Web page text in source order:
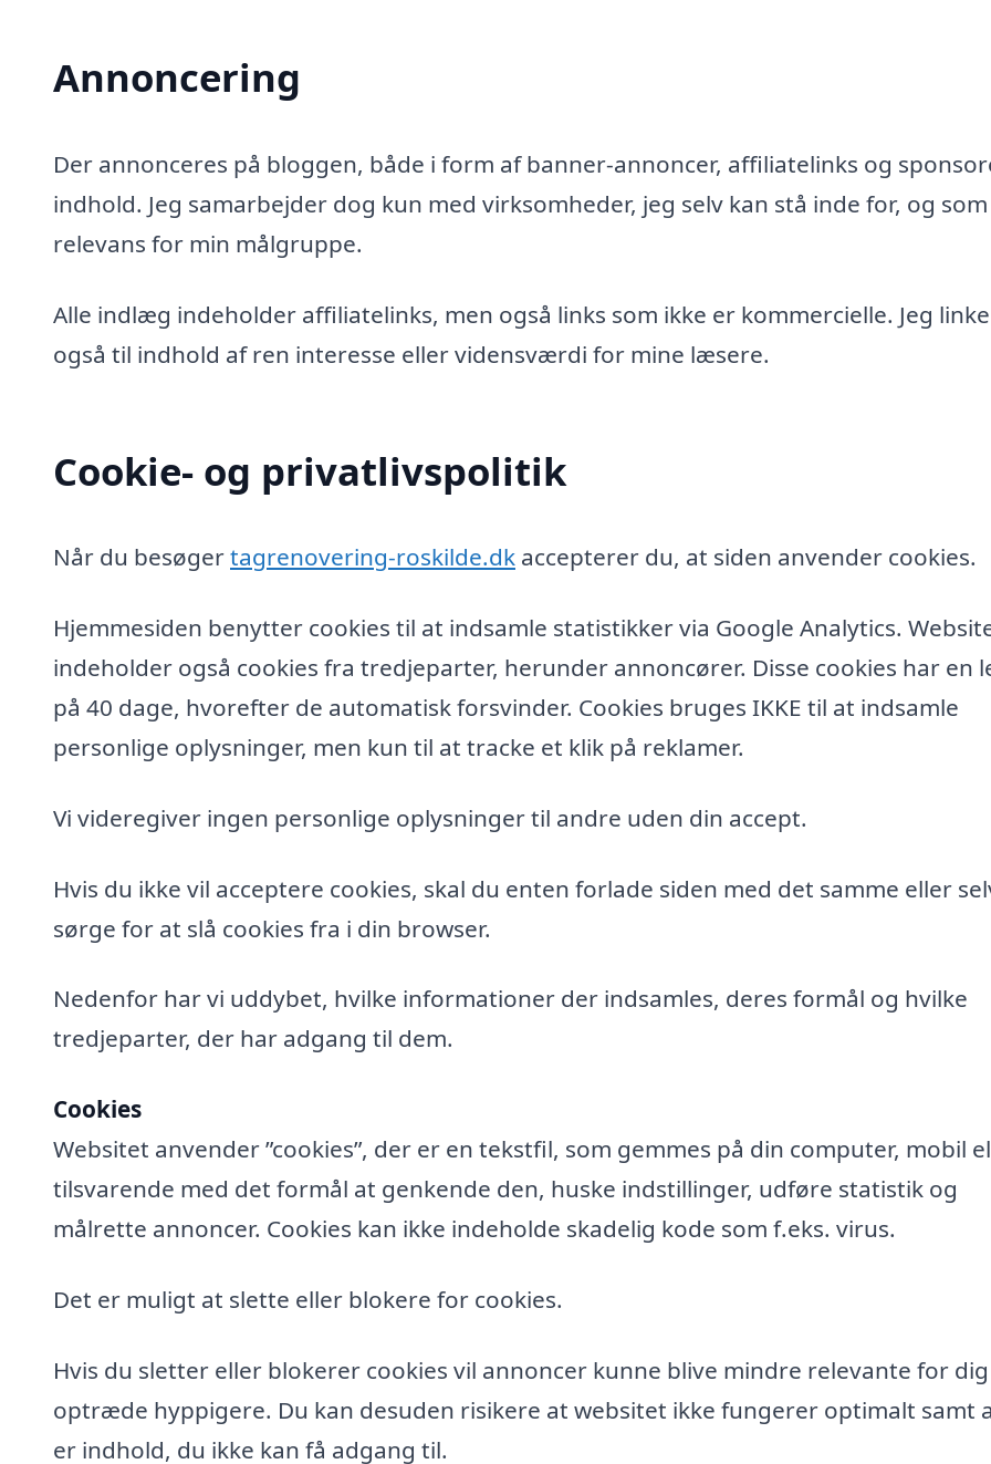
Annoncering
Der annonceres på bloggen, både i form af banner-annoncer, affiliatelinks og
indhold. Jeg samarbejder dog kun med virksomheder, jeg selv kan stå inde for, og
relevans for min målgruppe.
Alle indlæg indeholder affiliatelinks, men også links som ikke er kommercielle. Jeg
også til indhold af ren interesse eller vidensværdi for mine læsere.
Cookie- og privatlivspolitik
Når du besøgertagrenovering-roskilde.dk accepterer du, at siden anvender cookies.
Hjemmesiden benytter cookies til at indsamle statistikker via Google Analytics.
indeholder også cookies fra tredjeparter, herunder annoncører. Disse cookies har en
på 40 dage, hvorefter de automatisk forsvinder. Cookies bruges IKKE til at indsamle
personlige oplysninger, men kun til at tracke et klik på reklamer.
Vi videregiver ingen personlige oplysninger til andre uden din accept.
Hvis du ikke vil acceptere cookies, skal du enten forlade siden med det samme eller
sørge for at slå cookies fra i din browser.
Nedenfor har vi uddybet, hvilke informationer der indsamles, deres formål og hvilke
tredjeparter, der har adgang til dem.
Cookies
Websitet anvender ”cookies”, der er en tekstfil, som gemmes på din computer, mobil
tilsvarende med det formål at genkende den, huske indstillinger, udføre statistik og
målrette annoncer. Cookies kan ikke indeholde skadelig kode som f.eks. virus.
Det er muligt at slette eller blokere for cookies.
Hvis du sletter eller blokerer cookies vil annoncer kunne blive mindre relevante for
optræde hyppigere. Du kan desuden risikere at websitet ikke fungerer optimalt samt
er indhold, du ikke kan få adgang til.